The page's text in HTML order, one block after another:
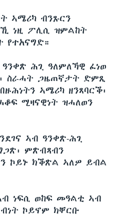
ኣሜሪካ ብንጹርን
ነዚ ፖሊሲ ዝምልከት
የተአናግድ።
ዓንቀጽ ሕጊ ዓለምለኻዊ ፈነወ
ስራሓት ጋዜጠኛታት ድምጺ
ኣሜሪካ ዘንጸባርቕ፡
ሚዛናዊነት ዝሓለወን
ኣብ ዓንቀጽ-ሕጊ
ምጽብጻብን
ኮይኑ ክቕጽል ኣለዎ ይብል
ነፍሲ ወከፍ መዓልቲ ኣብ
ኮይኖም ክቐርቡ